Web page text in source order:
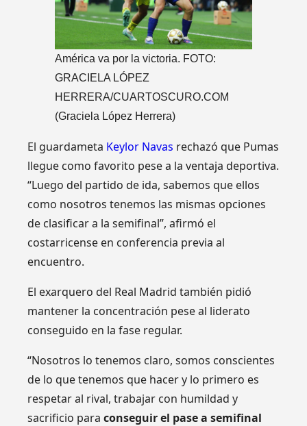
América va por la victoria. FOTO:
GRACIELA LÓPEZ
HERRERA/CUARTOSCURO.COM
(Graciela López Herrera)
El guardameta Keylor Navas rechazó que Pumas
llegue como favorito pese a la ventaja deportiva.
“Luego del partido de ida, sabemos que ellos
como nosotros tenemos las mismas opciones
de clasificar a la semifinal”, afirmó el
costarricense en conferencia previa al
encuentro.
El exarquero del Real Madrid también pidió
mantener la concentración pese al liderato
conseguido en la fase regular.
“Nosotros lo tenemos claro, somos conscientes
de lo que tenemos que hacer y lo primero es
respetar al rival, trabajar con humildad y
sacrificio paraconseguir el pase a semifinal